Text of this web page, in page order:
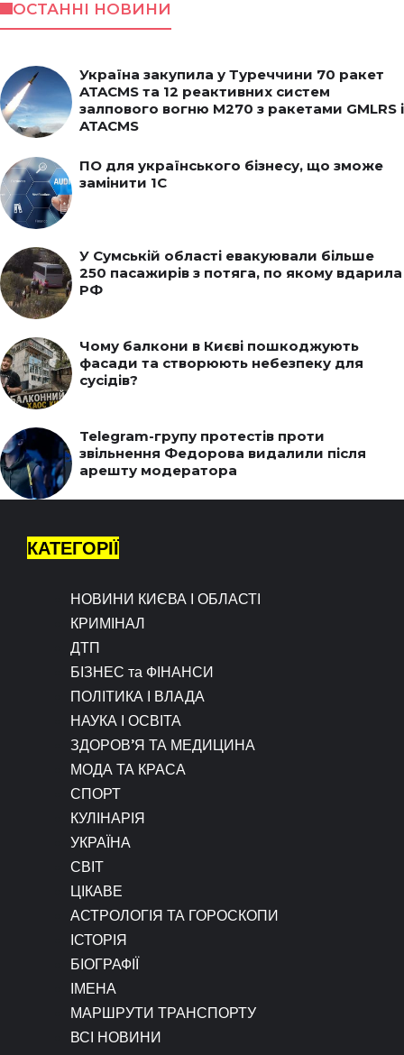
ОСТАННІ НОВИНИ
Україна закупила у Туреччини 70 ракет
ATACMS та 12 реактивних систем
залпового вогню M270 з ракетами GMLRS і
ATACMS
ПО для українського бізнесу, що зможе
замінити 1С
У Сумській області евакуювали більше
250 пасажирів з потяга, по якому вдарила
РФ
Чому балкони в Києві пошкоджують
фасади та створюють небезпеку для
сусідів?
Telegram-групу протестів проти
звільнення Федорова видалили після
арешту модератора
КАТЕГОРІЇ
НОВИНИ КИЄВА І ОБЛАСТІ
КРИМІНАЛ
ДТП
БІЗНЕС та ФІНАНСИ
ПОЛІТИКА І ВЛАДА
НАУКА І ОСВІТА
ЗДОРОВ’Я ТА МЕДИЦИНА
МОДА ТА КРАСА
СПОРТ
КУЛІНАРІЯ
УКРАЇНА
СВІТ
ЦІКАВЕ
АСТРОЛОГІЯ ТА ГОРОСКОПИ
ІСТОРІЯ
БІОГРАФІЇ
ІМЕНА
МАРШРУТИ ТРАНСПОРТУ
ВСІ НОВИНИ